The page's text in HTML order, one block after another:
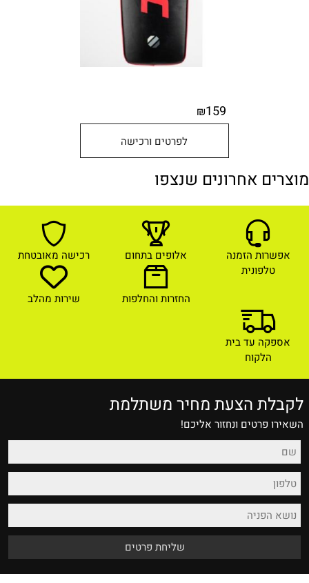
₪159
לפרטים ורכישה
מוצרים אחרונים שנצפו
אפשרות הזמנה
טלפונית
אלופים בתחום רכישה מאובטחת
החזרות והחלפות שירות מהלב
אספקה עד בית
הלקוח
לקבלת הצעת מחיר משתלמת
השאירו פרטים ונחזור אליכם!